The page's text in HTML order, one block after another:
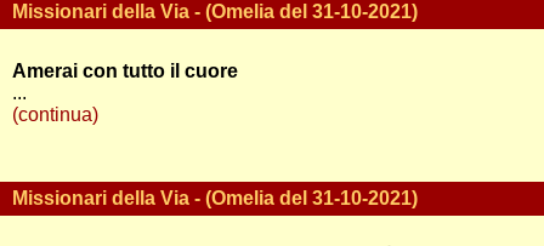
Missionari della Via - (Omelia del 31-10-2021)
Amerai con tutto il cuore
...
(continua)
Missionari della Via - (Omelia del 31-10-2021)